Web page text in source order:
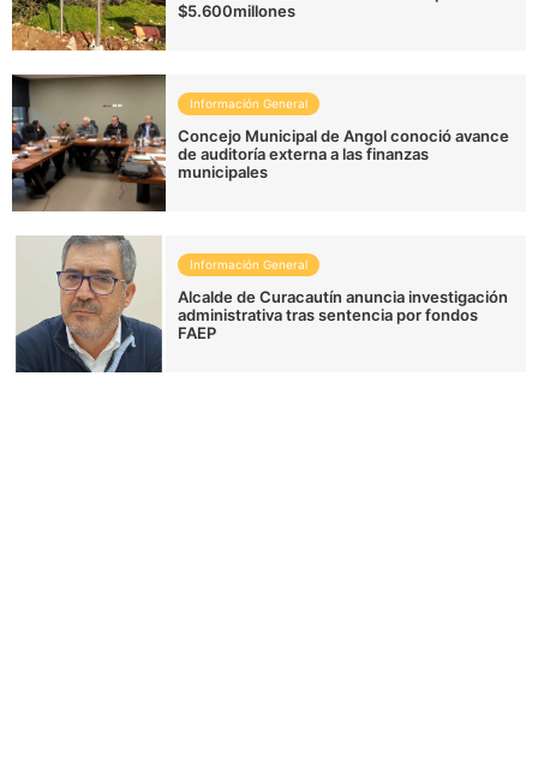
$5.600millones
Información General
Concejo Municipal de Angol conoció avance
de auditoría externa a las finanzas
municipales
Información General
Alcalde de Curacautín anuncia investigación
administrativa tras sentencia por fondos
FAEP